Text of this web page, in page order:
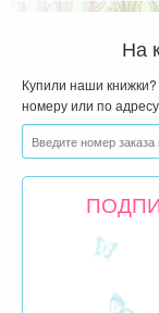
На
Купили наши
номеру или по